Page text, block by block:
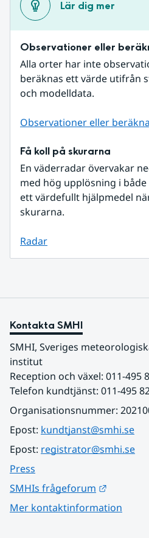
Lär dig mer
Observationer eller
Alla orter har inte
beräknas ett värde utifrån
och modelldata.
Observationer eller
Få koll på skurarna
En väderradar övervakar
med hög upplösning i
ett värdefullt hjälpmedel
skurarna.
Radar
Kontakta SMHI
SMHI, Sveriges
institut
Reception och växel: 011-495
Telefon kundtjänst: 011-495
Organisationsnummer:
Epost: kundtjanst@smhi.se
Epost: registrator@smhi.se
Press
SMHIs frågeforum
Mer kontaktinformation